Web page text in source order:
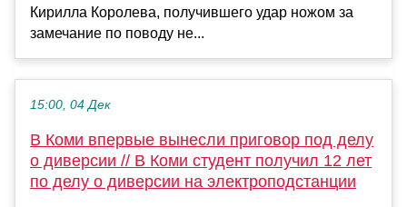
Кирилла Королева, получившего удар ножом за
замечание по поводу не...
15:00, 04 Дек
В Коми впервые вынесли приговор под делу
о диверсии // В Коми студент получил 12 лет
по делу о диверсии на электроподстанции